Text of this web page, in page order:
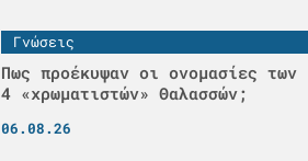
Γνώσεις
Πως προέκυψαν οι ονομασίες των
4 «χρωματιστών» Θαλασσών;
06.08.26